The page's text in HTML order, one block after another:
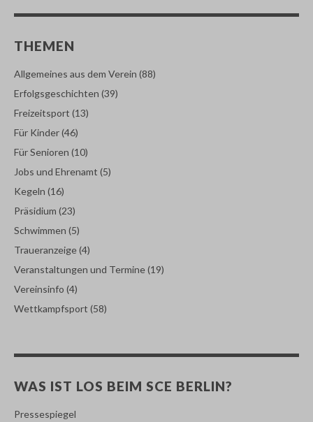
THEMEN
Allgemeines aus dem Verein (88)
Erfolgsgeschichten (39)
Freizeitsport (13)
Für Kinder(46)
Für Senioren (10)
Jobs und Ehrenamt (5)
Kegeln (16)
Präsidium (23)
Schwimmen (5)
Traueranzeige(4)
Veranstaltungen und Termine(19)
Vereinsinfo (4)
Wettkampfsport (58)
WAS IST LOS BEIM SCE BERLIN?
Pressespiegel